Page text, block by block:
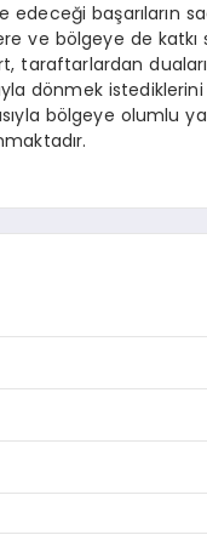
edeceği başarıların
ve bölgeye de katkı
taraftarlardan
dönmek
bölgeye olumlu